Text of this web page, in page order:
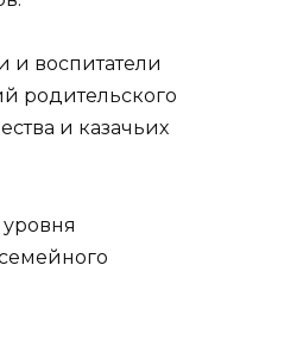
и воспитатели
родительского
и казачьих